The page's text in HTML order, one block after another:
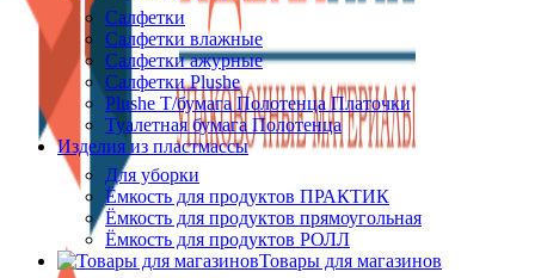
Салфетки
Салфетки влажные
Салфетки ажурные
Салфетки Plushe
Plushe Т/бумага Полотенца Платочки
Туалетная бумага Полотенца
Изделия из пластмассы
Для уборки
Ёмкость для продуктов ПРАКТИК
Ёмкость для продуктов прямоугольная
Ёмкость для продуктов РОЛЛ
Товары для магазинов